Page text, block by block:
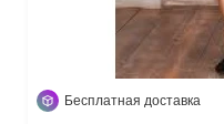
Бесплатная доставка